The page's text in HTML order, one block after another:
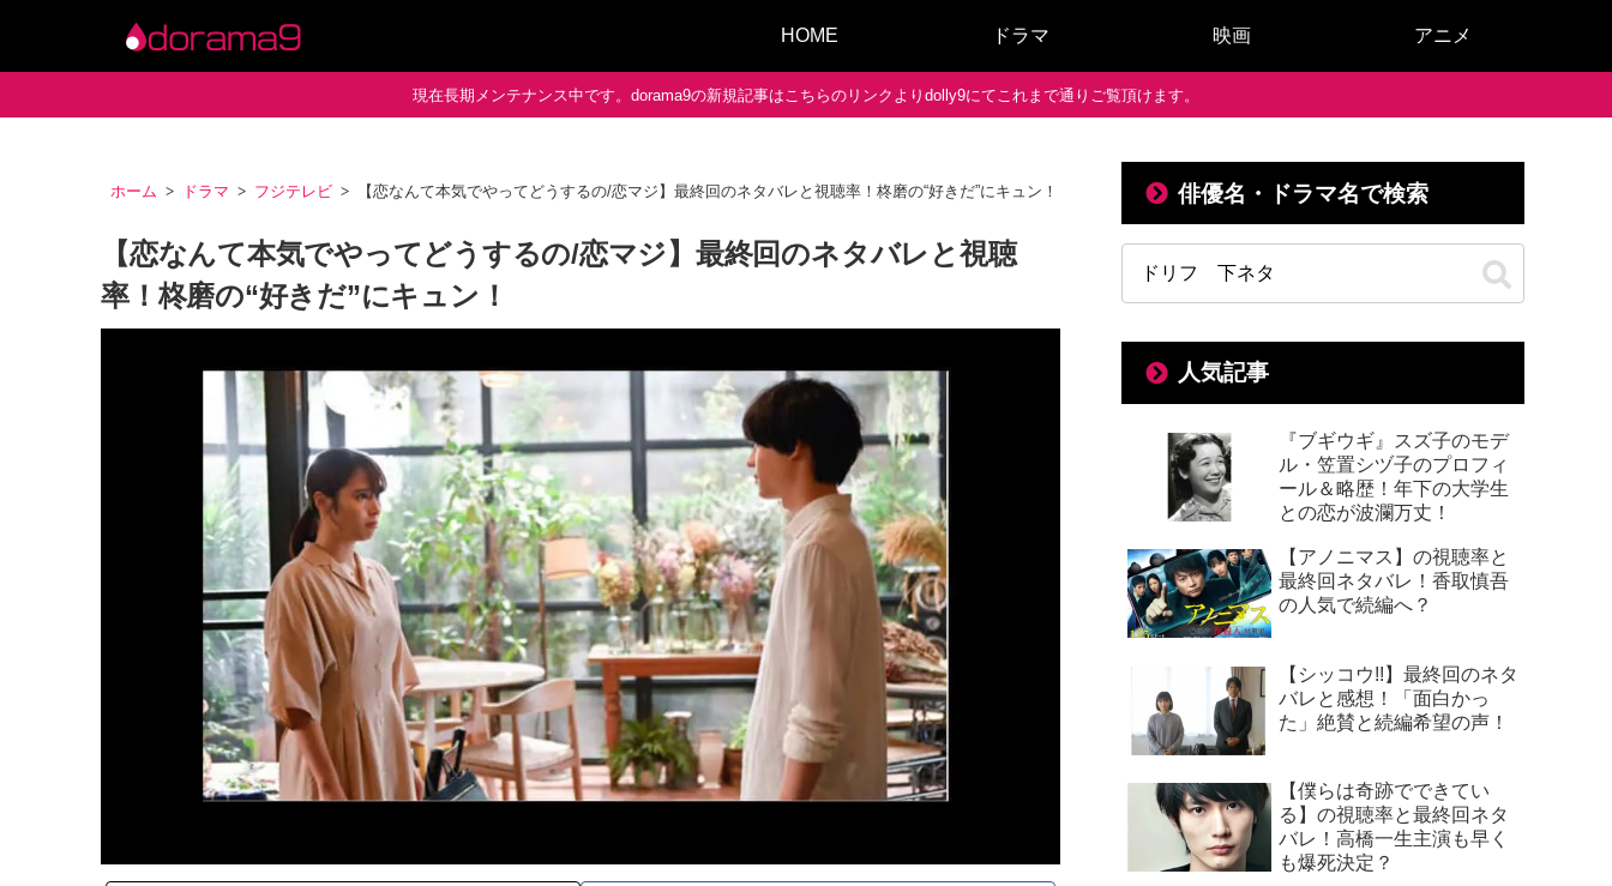
HOME ドラマ 映画 アニメ
現在長期メンテナンス中です。dorama9の新規記事はこちらのリンクよりdolly9にてこれまで通りご覧頂けます。
ホーム ドラマ フジテレビ 【恋なんて本気でやってどうするの/恋マジ】最終回のネタバレと視聴率！柊磨の“好きだ”にキュン！
【恋なんて本気でやってどうするの/恋マジ】最終回のネタバレと視聴
率！柊磨の“好きだ”にキュン！
俳優名・ドラマ名で検索
人気記事
『ブギウギ』スズ子のモデ
ル・笠置シヅ子のプロフィ
ール＆略歴！年下の大学生
との恋が波瀾万丈！
【アノニマス】の視聴率と
最終回ネタバレ！香取慎吾
の人気で続編へ？
【シッコウ!!】最終回のネタ
バレと感想！「面白かっ
た」絶賛と続編希望の声！
【僕らは奇跡でできてい
る】の視聴率と最終回ネタ
バレ！高橋一生主演も早く
も爆死決定？